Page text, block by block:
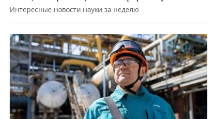
Интересные новости науки за неделю